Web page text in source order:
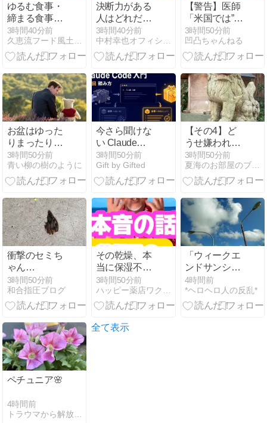
ゆるむ食事・
締まる食事｜
甘味と塩気の
ちから
3時間40分前
久恵流フード風土ヒーリング
決断力がある
人はどれだけ
間違っても最
終的には自分
の判断の目的
してしまう
3時間40分前
中村幸也オフィシャルブログ「バカもんに王道なし！」
【警告】医師
「米国では”ヘ
ロインと同じ
くらいヤバい
薬”が日本では
れてる」
3時間50分前
凹凸ちゃんねる
お盆はゆった
りまったり映
画鑑賞するな
らおすすめの
映画①
3時間50分前
青い柳の樹のように
今さら聞けな
い Claude
Code 入門 第6
回：思ったと
おりに動かな
方
3時間50分前
Gift by Gifted
【その4】ど
うせ嫌われる
なら
3時間50分前
夏海のお部屋のブログ
衝撃のセミち
ゃん…
3時間50分前
和合指圧ブログ
その乾燥、本
当に保湿不
足？美容業界
41年目の僕が
たどり着いた
3時間50分前
「ウィークエ
ンドサンシャ
イン サマース
ペシャル２０
２６」を聴い
4時間前
*ヘロヘロ人の反乱*
ペチュニア🌸
4時間前
全て表示